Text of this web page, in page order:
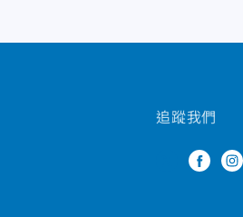
追蹤我們